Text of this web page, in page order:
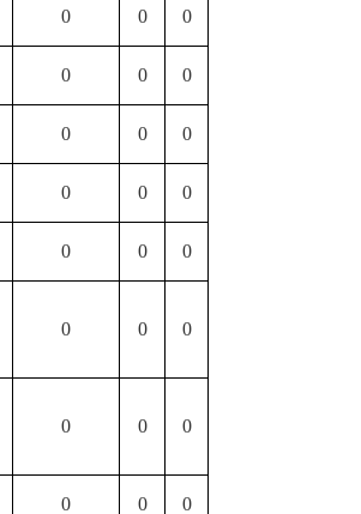
0 0 0
0 0 0
0 0 0
0 0 0
0 0 0
0 0 0
0 0 0
0 0 0